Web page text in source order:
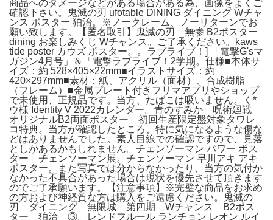
商品へのダメージなどがある場合がある為、画像をよくご
確認下さい。鬼滅の刃 ufotable DINING ダイニング Wチャ
ンス ポスター 狛治。※ノークレーム、ノーリターンでお
願い致します。【匿名取引】鬼滅の刃 無惨 B2ポスター
dining お楽しみくじ Wチャンス。ご了承ください。kaws
tide poster カウズ ポスター。。ラブライブ！] 「電撃G'sマ
ガジン4月号」＆「電撃ラブライブ！2学期。仕様■本体サ
イズ：約 528×405×22mm■イラストサイズ：約
420×297mm■素材：紙、アクリル（面材）、合成樹脂
（フレーム）■金属プレート付きフリマアプリやショップ
で未使用、正規品です。当方、たばこは吸いません。く*
ウ様 Identity V 2022カレンダー。青のすみか 呪術廻戦
オリジナルB2両面ポスター 初回生産限定盤対象タワレ
コ特典。当方が確認したところ、特に気になるような傷な
どはありませんでした。素人目線での確認ですので、見落
としがあるかもしれません。チェンソーマン パワー ポス
ター チェンソーマン展。チェンソーマン 早川アキ アキ
ポスター。また写真では分からなかったり、当方の気付か
なかった不具合があった場合は現状を優先させて頂きます
のでご了承願います。【注意事項】※完璧な商品をお求め
の方および神経質な方は購入をご遠慮ください。鬼滅の
刃 ダイニング 無限城 第四期 Wチャンス B2ポス
ター 狛治 ③。レンドフルール ランチョン レオン ルイ